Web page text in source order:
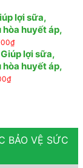
lợi sữa,
huyết áp,
₫
lợi sữa,
huyết áp,
₫
BẢO VỆ SỨC